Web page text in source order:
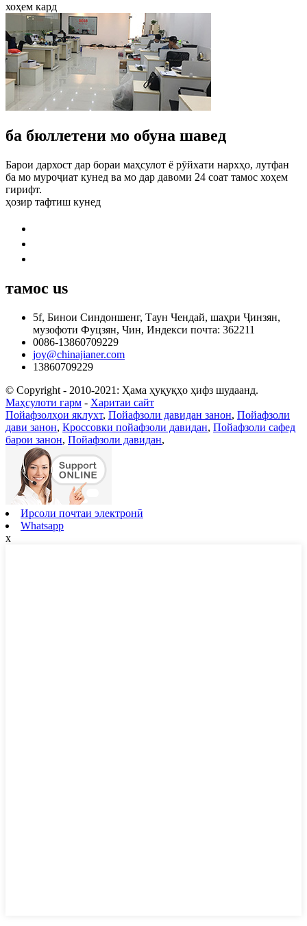
хоҳем кард
ба бюллетени мо обуна шавед
Барои дархост дар бораи маҳсулот ё рӯйхати нархҳо, лутфан
ба мо муроҷиат кунед ва мо дар давоми 24 соат тамос хоҳем
гирифт.
ҳозир тафтиш кунед
тамос us
5f, Бинои Синдоншенг, Таун Чендай, шаҳри Ҷинзян,
музофоти Фуцзян, Чин, Индекси почта: 362211
0086-13860709229
joy@chinajianer.com
13860709229
© Copyright - 2010-2021: Ҳама ҳуқуқҳо ҳифз шудаанд.
Маҳсулоти гарм - Харитаи сайт
Пойафзолҳои яклухт, Пойафзоли давидан занон, Пойафзоли
дави занон, Кроссовки пойафзоли давидан, Пойафзоли сафед
барои занон, Пойафзоли давидан,
Ирсоли почтаи электронӣ
Whatsapp
x